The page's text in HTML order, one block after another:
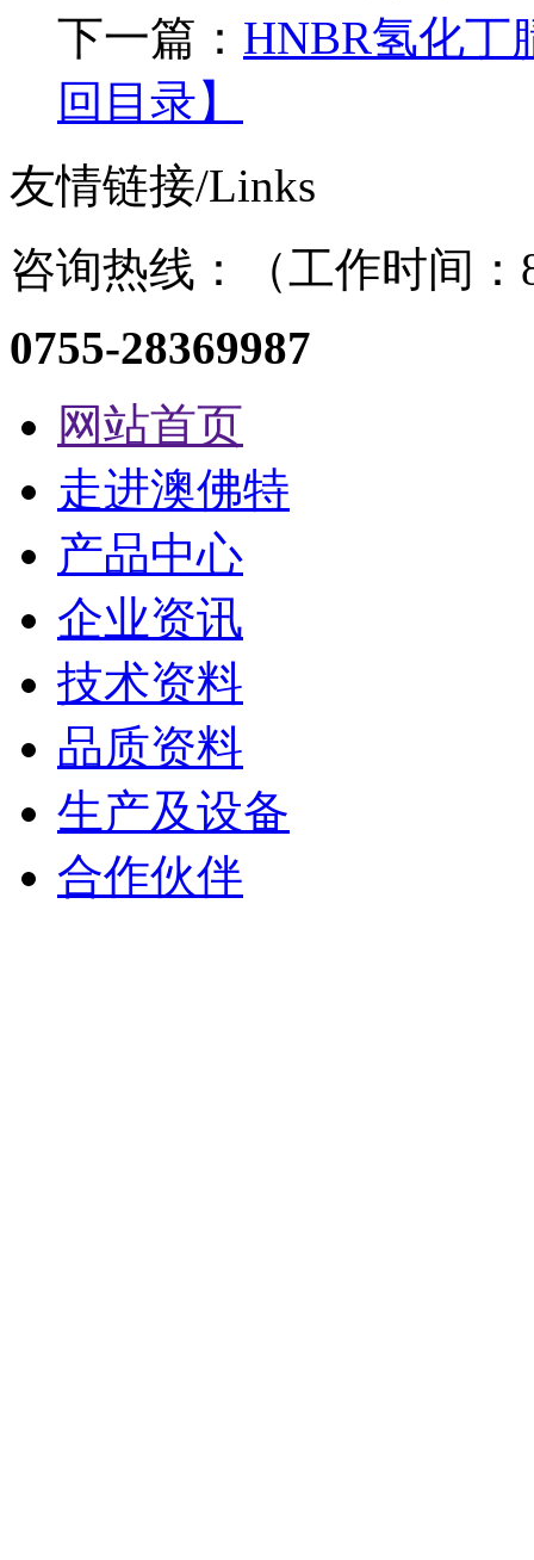
下一篇： HNBR氢化丁
回目录】
友情链接/Links
咨询热线：（工作时间：
0755-28369987
网站首页
走进澳佛特
产品中心
企业资讯
技术资料
品质资料
生产及设备
合作伙伴